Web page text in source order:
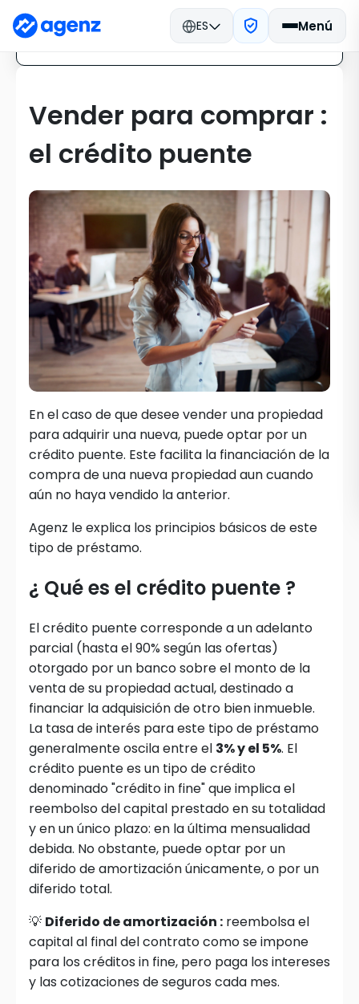
ES Menú
Compartir en
Vender para comprar :
el crédito puente
En el caso de que desee vender una propiedad
para adquirir una nueva, puede optar por un
crédito puente. Este facilita la financiación de la
compra de una nueva propiedad aun cuando
aún no haya vendido la anterior.
Agenz le explica los principios básicos de este
tipo de préstamo.
¿ Qué es el crédito puente ?
El crédito puente corresponde a un adelanto
parcial (hasta el 90% según las ofertas)
otorgado por un banco sobre el monto de la
venta de su propiedad actual, destinado a
financiar la adquisición de otro bien inmueble.
La tasa de interés para este tipo de préstamo
generalmente oscila entre el 3% y el 5%. El
crédito puente es un tipo de crédito
denominado "crédito in fine" que implica el
reembolso del capital prestado en su totalidad
y en un único plazo: en la última mensualidad
debida. No obstante, puede optar por un
diferido de amortización únicamente, o por un
diferido total.
💡 Diferido de amortización : reembolsa el
capital al final del contrato como se impone
para los créditos in fine, pero paga los intereses
y las cotizaciones de seguros cada mes.